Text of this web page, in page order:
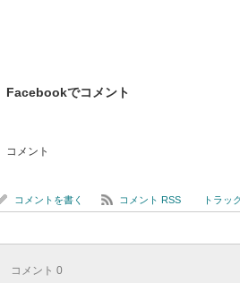
Facebookでコメント
コメント
コメントを書く コメント RSS トラッ
コメント 0